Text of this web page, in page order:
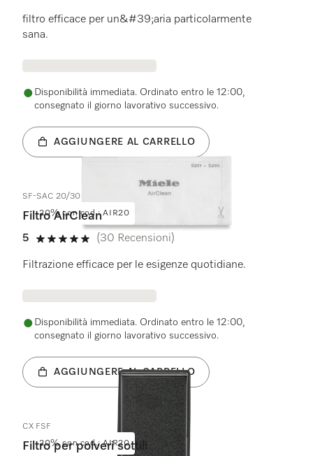
filtro efficace per un&#39;aria particolarmente
sana.
Disponibilità immediata. Ordinato entro le 12:00,
consegnato il giorno lavorativo successivo.
AGGIUNGERE AL CARRELLO
20% con cod.: AIR20
SF-SAC 20/30
Filtro AirClean
5
5 su 5 stelle
(30 Recensioni)
Filtrazione efficace per le esigenze quotidiane.
Disponibilità immediata. Ordinato entro le 12:00,
consegnato il giorno lavorativo successivo.
AGGIUNGERE AL CARRELLO
20% con cod.: AIR20
CX FSF
Filtro per polveri sottili